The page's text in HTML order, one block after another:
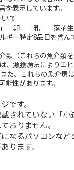
を表示しています。
て
「卵」「乳」「落花
ギー特定8品目を含ん
類（これらの魚介類
、漁獲漁法によりエ
た、これらの魚介類
能性があります。
です。
されていない「小
おりません。
なるパソコンなど
ります。